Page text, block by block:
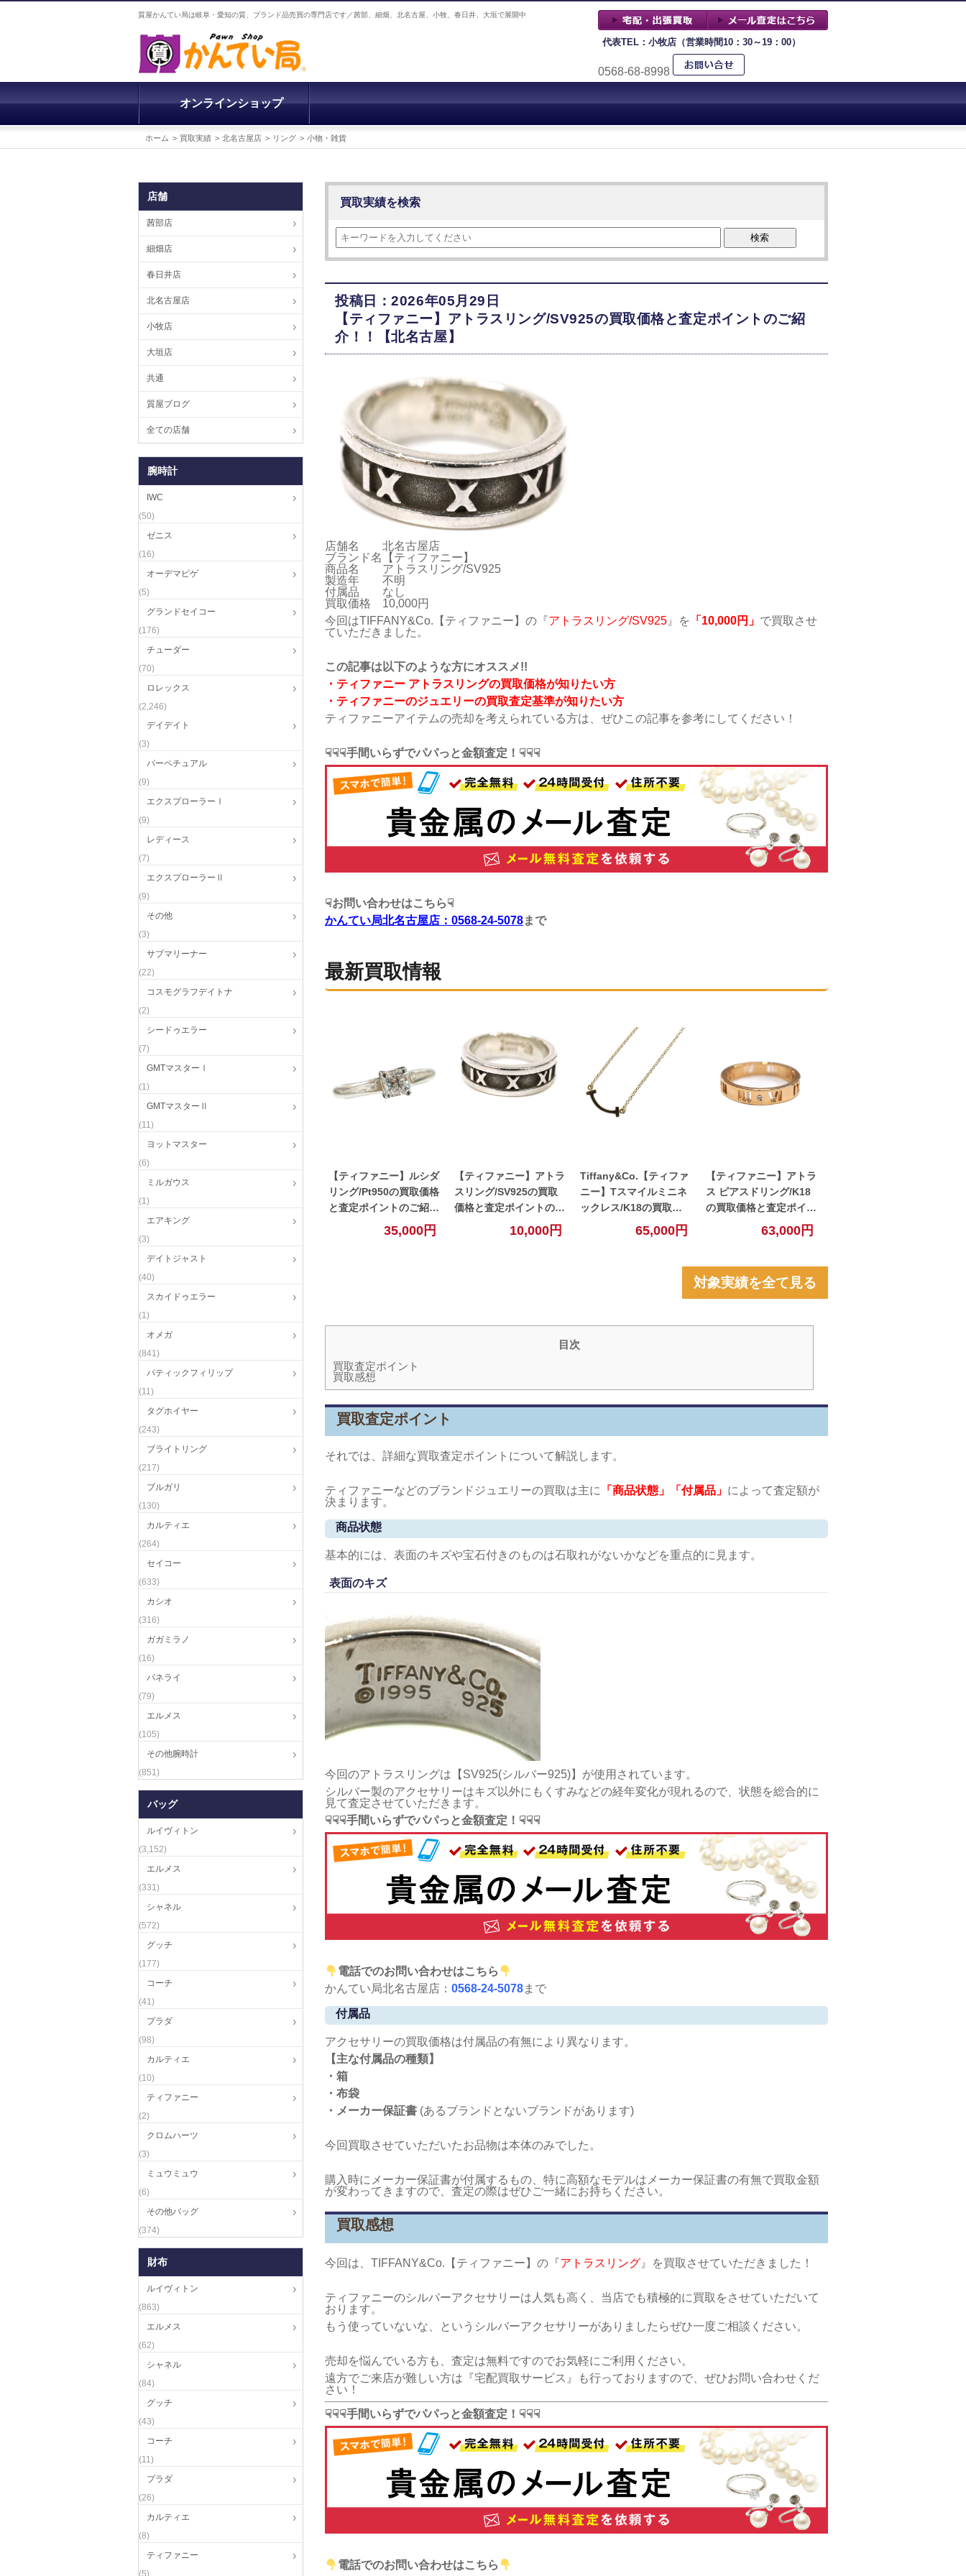
質屋かんてい局は岐阜・愛知の質、ブランド品売買の専門店です／茜部、細畑、北名古屋、小牧、春日井、大垣で展開中
代表TEL：小牧店（営業時間10：30～19：00）
0568-68-8998
オンラインショップ
ホーム 買取実績 北名古屋店 リング 小物・雑貨
買取実績を検索
検索
投稿日：2026年05月29日
【ティファニー】アトラスリング/SV925の買取価格と査定ポイントのご紹
介！！【北名古屋】
店舗名
北名古屋店
ブランド名
【ティファニー】
商品名
アトラスリング/SV925
製造年
不明
付属品
なし
買取価格
10,000円
今回はTIFFANY&Co.【ティファニー】の『アトラスリング/SV925 』を 「10,000円」 で買取させ
ていただきました。
こ の記事は以下のような方にオススメ!!
・ティファニー アトラスリングの買取価格が知りたい方
・ティファニーのジュエリーの買取査定基準が知りたい方
ティファニーアイテムの売却を考えられている方は、ぜひこの記事を参考にしてください！
☟☟☟手間いらずでパパっと金額査定！☟☟☟
☟お問い合わせはこちら☟
かんてい局北名古屋店：0568-24-5078まで
最新買取情報
【ティファニー】ルシダ
リング/Pt950の買取価格
と査定ポイントのご紹
35,000円
【ティファニー】アトラ
スリング/SV925の買取
価格と査定ポイントのご
紹介！！【北名古屋】
10,000円
Tiffany&Co.【ティファ
ニー】Tスマイルミニネ
ックレス/K18の買取価
格と査定ポイントのご紹
介！！【北名古屋】
65,000円
【ティファニー】アトラ
ス ピアスドリング/K18
の買取価格と査定ポイン
トのご紹介！！【北名古
63,000円
対象実績を全て見る
目次
買取査定ポイント
買取感想
買取査定ポイント
それでは、詳細な買取査定ポイントについて解説します。
ティファニーなどのブランドジュエリーの買取は主に 「商品状態」「付属品」 によって査定額が
決まります。
商品状態
基本的には、表面のキズや宝石付きのものは石取れがないかなどを重点的に見ます。
表面のキズ
今回のアトラスリングは【SV925(シルバー925)】が使用されています。
シルバー製のアクセサリーはキズ以外にもくすみなどの経年変化が現れるので、状態を総合的に
見て査定させていただきます。
☟☟☟手間いらずでパパっと金額査定！☟☟☟
電話でのお問い合わせはこちら
かんてい局北名古屋店： 0568-24-5078まで
付属品
アクセサリーの買取価格は付属品の有無により異なります。
【主な付属品の種類】
・箱
・布袋
・メーカー保証書 (あるブランドとないブランドがあります)
今回買取させていただいたお品物は本体のみでした。
購入時にメーカー保証書が付属するもの、特に高額なモデルはメーカー保証書の有無で買取金額
が変わってきますので、査定の際はぜひご一緒にお持ちください。
買取感想
今回は、TIFFANY&Co.【ティファニー】の『アトラスリング』を買取させていただきました！
ティファニーのシルバーアクセサリーは人気も高く、当店でも積極的に買取をさせていただいて
おります。
もう使っていないな、というシルバーアクセサリーがありましたらぜひ一度ご相談ください。
売却を悩んでいる方も、査定は無料ですのでお気軽にご利用ください。
遠方でご来店が難しい方は『宅配買取サービス』も行っておりますので、ぜひお問い合わせくだ
さい！
☟☟☟手間いらずでパパっと金額査定！☟☟☟
電話でのお問い合わせはこちら
店舗
茜部店
細畑店
春日井店
北名古屋店
小牧店
大垣店
共通
質屋ブログ
全ての店舗
腕時計
IWC
(50)
ゼニス
(16)
オーデマピゲ
(5)
グランドセイコー
(176)
チューダー
(70)
ロレックス
(2,246)
デイデイト
(3)
パーペチュアル
(9)
エクスプローラーⅠ
(9)
レディース
(7)
エクスプローラーⅡ
(9)
その他
(3)
サブマリーナー
(22)
コスモグラフデイトナ
(2)
シードゥエラー
(7)
GMTマスターⅠ
(1)
GMTマスターⅡ
(11)
ヨットマスター
(6)
ミルガウス
(1)
エアキング
(3)
デイトジャスト
(40)
スカイドゥエラー
(1)
オメガ
(841)
パティックフィリップ
(11)
タグホイヤー
(243)
ブライトリング
(217)
ブルガリ
(130)
カルティエ
(264)
セイコー
(633)
カシオ
(316)
ガガミラノ
(16)
パネライ
(79)
エルメス
(105)
その他腕時計
(851)
バッグ
ルイヴィトン
(3,152)
エルメス
(331)
シャネル
(572)
グッチ
(177)
コーチ
(41)
プラダ
(98)
カルティエ
(10)
ティファニー
(2)
クロムハーツ
(3)
ミュウミュウ
(6)
その他バッグ
(374)
財布
ルイヴィトン
(863)
エルメス
(62)
シャネル
(84)
グッチ
(43)
コーチ
(11)
プラダ
(26)
カルティエ
(8)
ティファニー
(5)